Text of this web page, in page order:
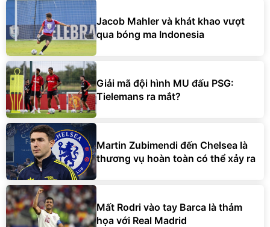
Jacob Mahler và khát khao vượt
qua bóng ma Indonesia
Giải mã đội hình MU đấu PSG:
Tielemans ra mắt?
Martin Zubimendi đến Chelsea là
thương vụ hoàn toàn có thể xảy ra
Mất Rodri vào tay Barca là thảm
họa với Real Madrid